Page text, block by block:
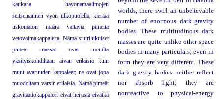
kaukana havonamaailmojen
seitsemännen vyön ulkopuolella, kiertää
uskomaton määrä valtavia pimeitä
vetovoimakappaleita. Nämä suurilukuiset
pimeät massat ovat monilta
yksityiskohdiltaan aivan erilaisia kuin
muut avaruuden kappaleet; ne ovat jopa
muodoltaan varsin erilaisia. Nämä pimeät
gravitaatiokappaleet eivät heijasta eivätkä
worlds, there swirl an unbelievable
number of enormous dark gravity
bodies. These multitudinous dark
masses are quite unlike other space
bodies in many particulars; even in
form they are very different. These
dark gravity bodies neither reflect
nor absorb light; they are
nonreactive to physical-energy